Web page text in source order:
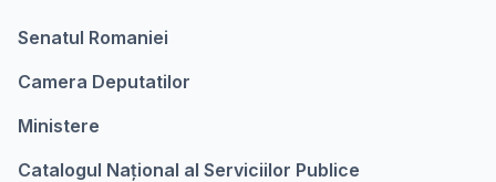
Senatul Romaniei
Camera Deputatilor
Ministere
Catalogul Național al Serviciilor Publice